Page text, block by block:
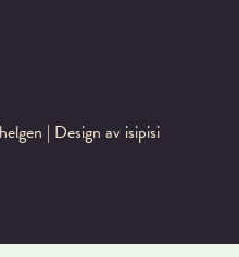
| Design av isipisi